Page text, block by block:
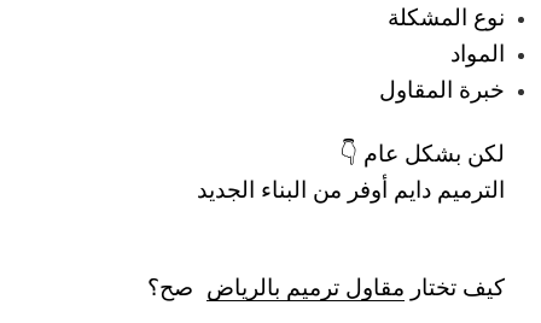
نوع المشكلة
المواد
خبرة المقاول
لكن بشكل عام 👇
الترميم دايم أوفر من البناء الجديد
كيف تختار مقاول ترميم بالرياض صح؟